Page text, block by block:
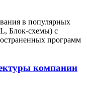
в популярных
Блок-схемы) с
программ
компании